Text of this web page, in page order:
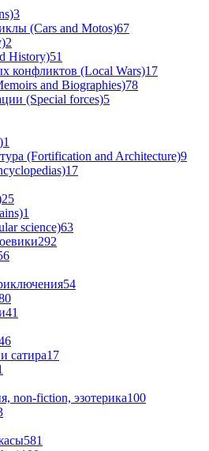
3
(Cars and Motos)67
2
History)51
конфликтов (Local Wars)17
and Biographies)78
(Special forces)5
1
(Fortification and Architecture)9
17
25
1
science)63
292
54
41
сатира17
non-fiction, эзотерика100
581